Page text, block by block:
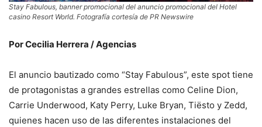
Stay Fabulous, banner promocional del anuncio promocional del Hotel
casino Resort World. Fotografía cortesía de PR Newswire
Por Cecilia Herrera / Agencias
El anuncio bautizado como “Stay Fabulous”, este spot tiene
de protagonistas a grandes estrellas como Celine Dion,
Carrie Underwood, Katy Perry, Luke Bryan, Tiësto y Zedd,
quienes hacen uso de las diferentes instalaciones del